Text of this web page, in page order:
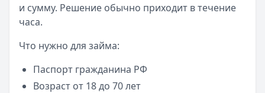
и сумму. Решение обычно приходит в течение
часа.
Что нужно для займа:
Паспорт гражданина РФ
Возраст от 18 до 70 лет